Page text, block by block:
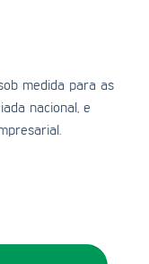
medida para as
nacional, e